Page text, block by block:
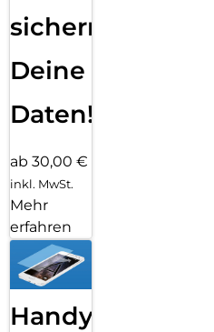
sichern
Deine
Daten!
ab 30,00 €
inkl. MwSt.
Mehr
erfahren
Handy